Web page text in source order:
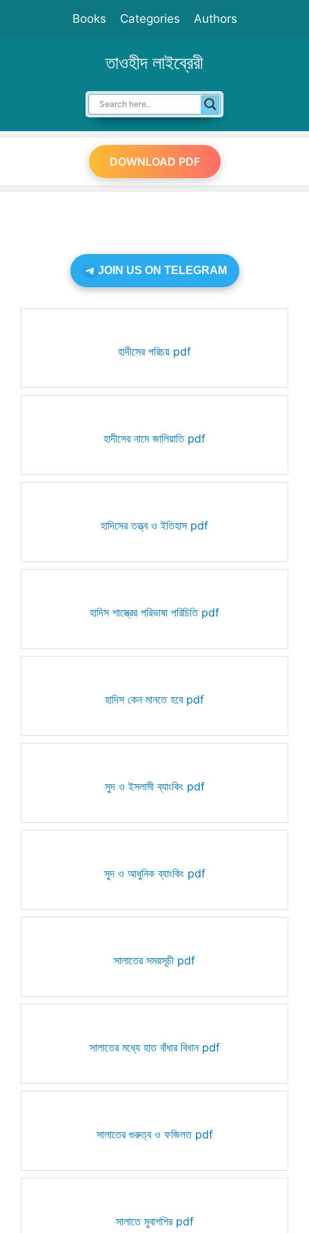
Books Categories Authors
তাওহীদ লাইব্রেরী
DOWNLOAD PDF
JOIN US ON TELEGRAM
হাদীসের পরিচয় pdf
হাদীসের নামে জালিয়াতি pdf
হাদিসের তত্ত্ব ও ইতিহাস pdf
হাদিস শাস্ত্রের পরিভাষা পরিচিতি pdf
হাদিস কেন মানতে হবে pdf
সুদ ও ইসলামী ব্যাংকিং pdf
সুদ ও আধুনিক ব্যাংকিং pdf
সালাতের সময়সূচী pdf
সালাতের মধ্যে হাত বাঁধার বিধান pdf
সালাতের গুরুত্ব ও ফজিলত pdf
সালাতে মুবাশশির pdf